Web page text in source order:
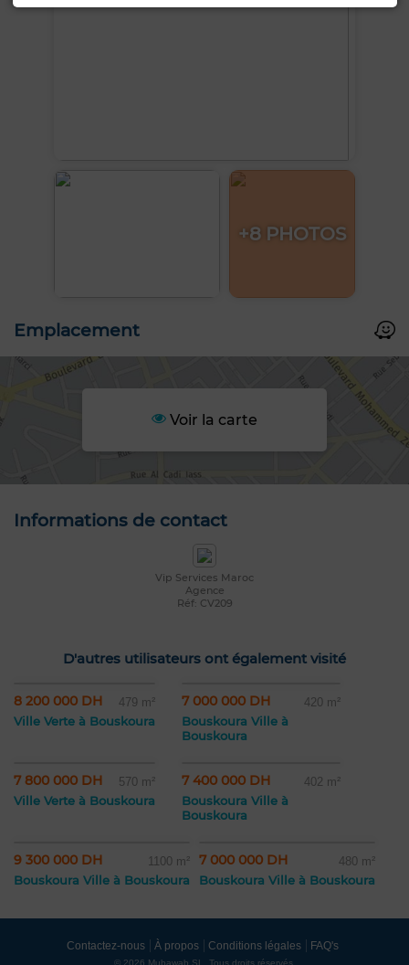
+8 PHOTOS
Emplacement
Voir la carte
Informations de contact
Vip Services Maroc
Agence
Réf: CV209
D'autres utilisateurs ont également visité
8 200 000 DH 479 m²
Ville Verte à Bouskoura
7 000 000 DH 420 m²
Bouskoura Ville à
Bouskoura
7 800 000 DH 570 m²
Ville Verte à Bouskoura
7 400 000 DH 402 m²
Bouskoura Ville à
Bouskoura
9 300 000 DH 1100 m²
Bouskoura Ville à Bouskoura
7 000 000 DH 480 m²
Bouskoura Ville à Bouskoura
Contactez-nous À propos Conditions légales FAQ's
© 2026 Mubawab SL. Tous droits réservés.